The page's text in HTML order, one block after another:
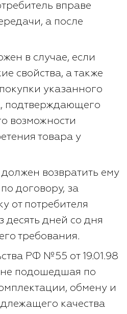
вправе
а после
в случае, если
свойства, а также
указанного
подтверждающего
возможности
товара у
возвратить ему
договору, за
от потребителя
десять дней со дня
требования.
РФ №55 от 19.01.98
не подошедшая по
обмену и
качества